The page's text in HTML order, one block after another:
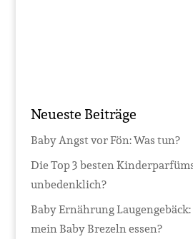
Neueste Beiträge
Baby Angst vor Fön: Was tun?
Die Top 3 besten
unbedenklich?
Baby Ernährung
mein Baby Brezeln essen?